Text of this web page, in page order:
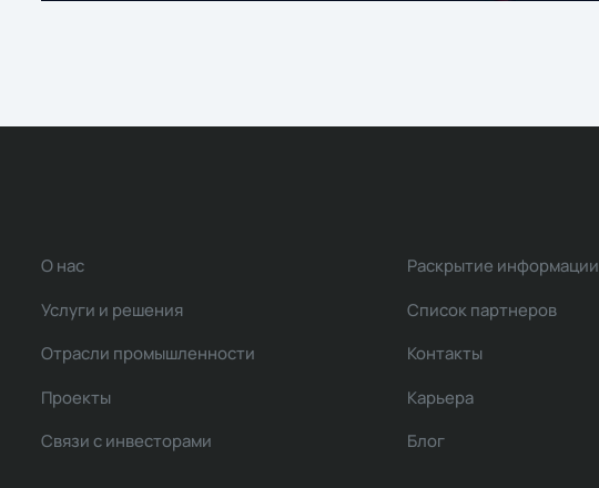
О нас
Услуги и решения
Отрасли промышленности
Проекты
Связи с инвесторами
Раскрытие информации
Список партнеров
Контакты
Карьера
Блог